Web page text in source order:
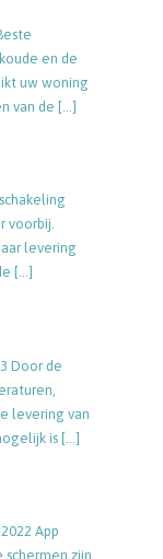
en de
uw woning
van de […]
voorbij.
levering
[…]
Door de
levering van
is […]
App
zijn